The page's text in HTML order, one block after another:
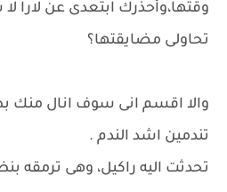
وقتها،وأحذرك ابتعدى عن لارا
تحاولى مضايقتها؟
والا اقسم انى سوف انال منك
تندمين اشد الندم .
تحدثت اليه راكيل، وهى ترمقه